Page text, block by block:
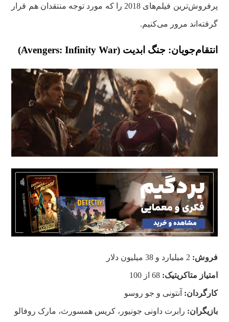
پرفروش‌ترین فیلم‌های 2018 را که مورد توجه منتقدان هم قرار
گرفته‌اند مرور می‌کنیم.
انتقام‌جویان: جنگ ابدیت (Avengers: Infinity War)
فروش:
امتیاز متاکریتیک: 68 از 100
کارگردان: آنتونی و جو روسو
بازیگران: رابرت داونی جونیور، کریس همسورث، مارک روفالو